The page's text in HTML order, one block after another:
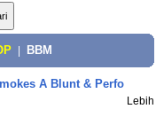
BBM
A Blunt & Perfo
Lebih